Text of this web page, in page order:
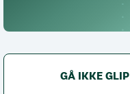
GÅ IKKE